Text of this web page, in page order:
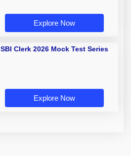
Explore Now
SBI Clerk 2026 Mock Test Series
Explore Now